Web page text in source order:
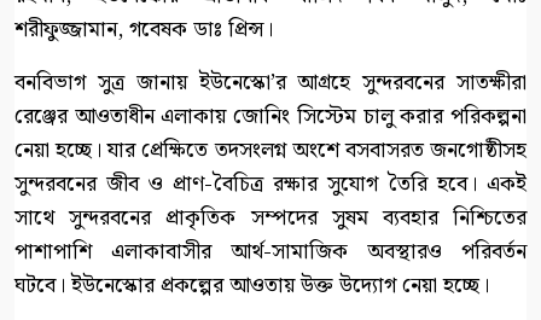
শরীফুজ্জামান, গবেষক ডাঃ প্রিন্স।
বনবিভাগ সুত্র জানায় ইউনেস্কো’র আগ্রহে সুন্দরবনের সাতক্ষীরা
রেঞ্জের আওতাধীন এলাকায় জোনিং সিস্টেম চালু করার পরিকল্পনা
নেয়া হচ্ছে। যার প্রেক্ষিতে তদসংলগ্ন অংশে বসবাসরত জনগোষ্ঠীসহ
সুন্দরবনের জীব ও প্রাণ-বৈচিত্র রক্ষার সুযোগ তৈরি হবে। একই
সাথে সুন্দরবনের প্রাকৃতিক সম্পদের সুষম ব্যবহার নিশ্চিতের
পাশাপাশি এলাকাবাসীর আর্থ-সামাজিক অবস্থারও পরিবর্তন
ঘটবে। ইউনেস্কোর প্রকল্পের আওতায় উক্ত উদ্যোগ নেয়া হচ্ছে।